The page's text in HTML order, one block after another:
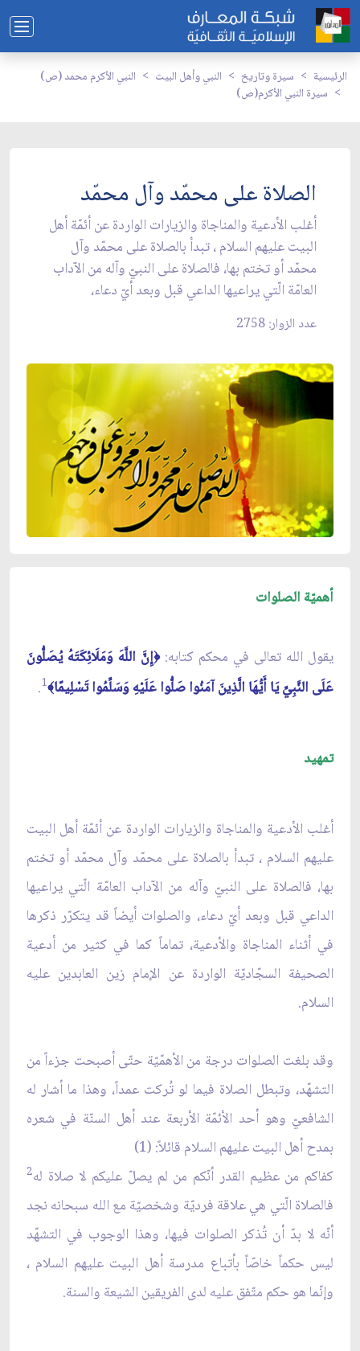
الرئيسية سيرة وتاريخ النبي وأهل البيت
النبي الأكرم محمد (ص)
سيرة النبي الأكرم(ص)
الصلاة على محمّد وآل محمّد
أغلب الأدعية والمناجاة والزيارات الواردة عن أئمّة أهل
البيت عليهم السلام ، تبدأ بالصلاة على محمّد وآل
محمّد أو تختم بها، فالصلاة على النبيّ وآله من الآداب
العامّة الّتي يراعيها الداعي قبل وبعد أيّ دعاء،
عدد الزوار: 2758
أهميّة الصلوات
يقول الله تعالى في محكم كتابه:﴿إِنَّ اللَّهَ وَمَلَائِكَتَهُ يُصَلُّونَ
عَلَى النَّبِيِّ يَا أَيُّهَا الَّذِينَ آمَنُوا صَلُّوا عَلَيْهِ وَسَلِّمُوا تَسْلِيمًا﴾1
.
تمهيد
أغلب الأدعية والمناجاة والزيارات الواردة عن أئمّة أهل البيت
عليهم السلام ، تبدأ بالصلاة على محمّد وآل محمّد أو تختم
بها، فالصلاة على النبيّ وآله من الآداب العامّة الّتي يراعيها
الداعي قبل وبعد أيّ دعاء، والصلوات أيضاً قد يتكرّر ذكرها
في أثناء المناجاة والأدعية، تماماً كما في كثير من أدعية
الصحيفة السجّاديّة الواردة عن الإمام زين العابدين عليه
السلام.
وقد بلغت الصلوات درجة من الأهمّيّة حتّى أصبحت جزءاً من
التشهّد، وتبطل الصلاة فيما لو تُركت عمداً، وهذا ما أشار له
الشافعيّ وهو أحد الأئمّة الأربعة عند أهل السنّة في شعره
بمدح أهل البيت عليهم السلام قائلاً: (1)
كفاكم من عظيم القدر أنّكم من لم يصلّ عليكم لا صلاة له2
فالصلاة الّتي هي علاقة فرديّة وشخصيّة مع الله سبحانه نجد
أنّه لا بدّ أن تُذكر الصلوات فيها، وهذا الوجوب في التشهّد
ليس حكماً خاصّاً بأتباع مدرسة أهل البيت عليهم السلام ،
وإنّما هو حكم متّفق عليه لدى الفريقين الشيعة والسنة.